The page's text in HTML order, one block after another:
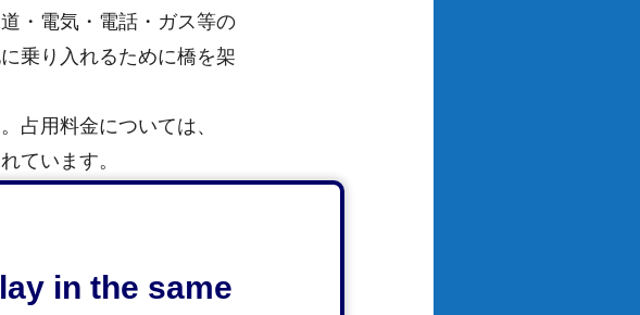
in the same
・電気・電話・ガス等の
乗り入れるために橋を架
占用料金については、
ています。